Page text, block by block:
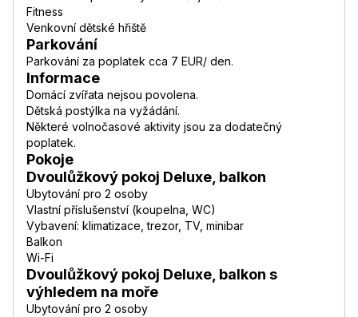
Fitness
Venkovní dětské hřiště
Parkování
Parkování za poplatek cca 7 EUR/ den.
Informace
Domácí zvířata nejsou povolena.
Dětská postýlka na vyžádání.
Některé volnočasové aktivity jsou za dodatečný
poplatek.
Pokoje
Dvoulůžkový pokoj Deluxe, balkon
Ubytování pro 2 osoby
Vlastní příslušenství (koupelna, WC)
Vybavení: klimatizace, trezor, TV, minibar
Balkon
Wi-Fi
Dvoulůžkový pokoj Deluxe, balkon s
výhledem na moře
Ubytování pro 2 osoby